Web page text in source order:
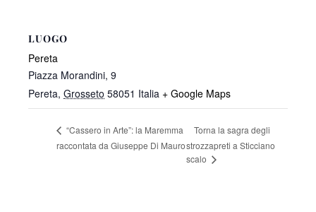
LUOGO
Pereta
Piazza Morandini, 9
Pereta, Grosseto 58051 Italia + Google Maps
“Cassero in Arte”: la Maremma
raccontata da Giuseppe Di Mauro
Torna la sagra degli
strozzapreti a Sticciano
scalo